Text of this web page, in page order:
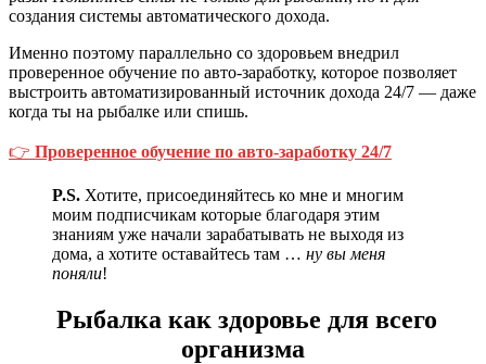
создания системы автоматического дохода.
Именно поэтому параллельно со здоровьем внедрил
проверенное обучение по авто‑заработку, которое позволяет
выстроить автоматизированный источник дохода 24/7 — даже
когда ты на рыбалке или спишь.
👉 Проверенное обучение по авто‑заработку 24/7
P.S. Хотите, присоединяйтесь ко мне и многим
моим подписчикам которые благодаря этим
знаниям уже начали зарабатывать не выходя из
дома, а хотите оставайтесь там … ну вы меня
поняли!
Рыбалка как здоровье для всего
организма